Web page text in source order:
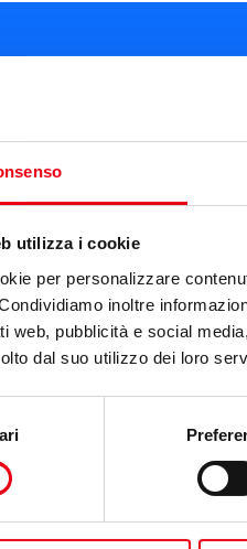
utilizza i cookie
per personalizzare
inoltre
web, pubblicità e social
dal suo utilizzo dei loro